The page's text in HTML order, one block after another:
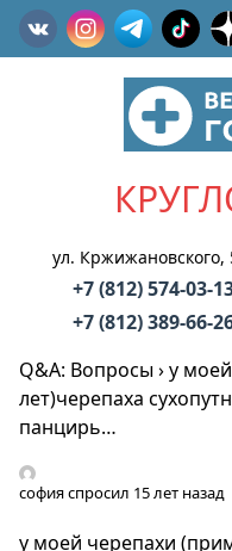
ул. Кржижановского,
+7 (812) 574-03-
+7 (812) 389-66-
Q&A: Вопросы›у
лет)черепаха
панцирь…
софияспросил 15 лет назад
у моей черепахи